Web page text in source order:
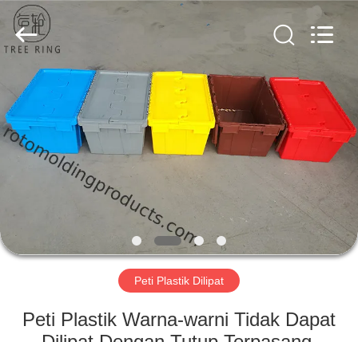
RUMAH
PRODUK
TENTANG
KAMI
TUR
Treering
Plastics
All
Rights
Peti Plastik Dilipat
Peti Plastik Warna-warni Tidak Dapat